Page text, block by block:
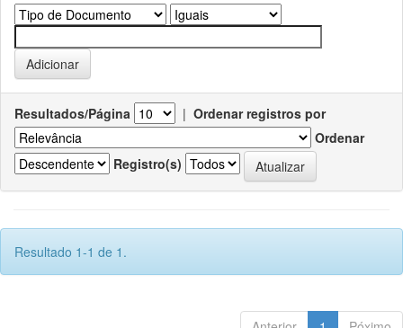
Resultados/Página | Ordenar registros por
Ordenar
Registro(s)
Resultado 1-1 de 1.